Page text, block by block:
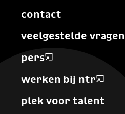
contact
veelgestelde vragen
pers
werken bij ntr
plek voor talent